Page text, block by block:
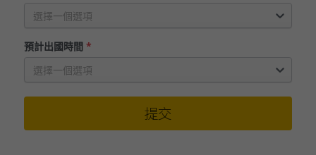
選擇一個選項
預計出國時間 *
選擇一個選項
提交